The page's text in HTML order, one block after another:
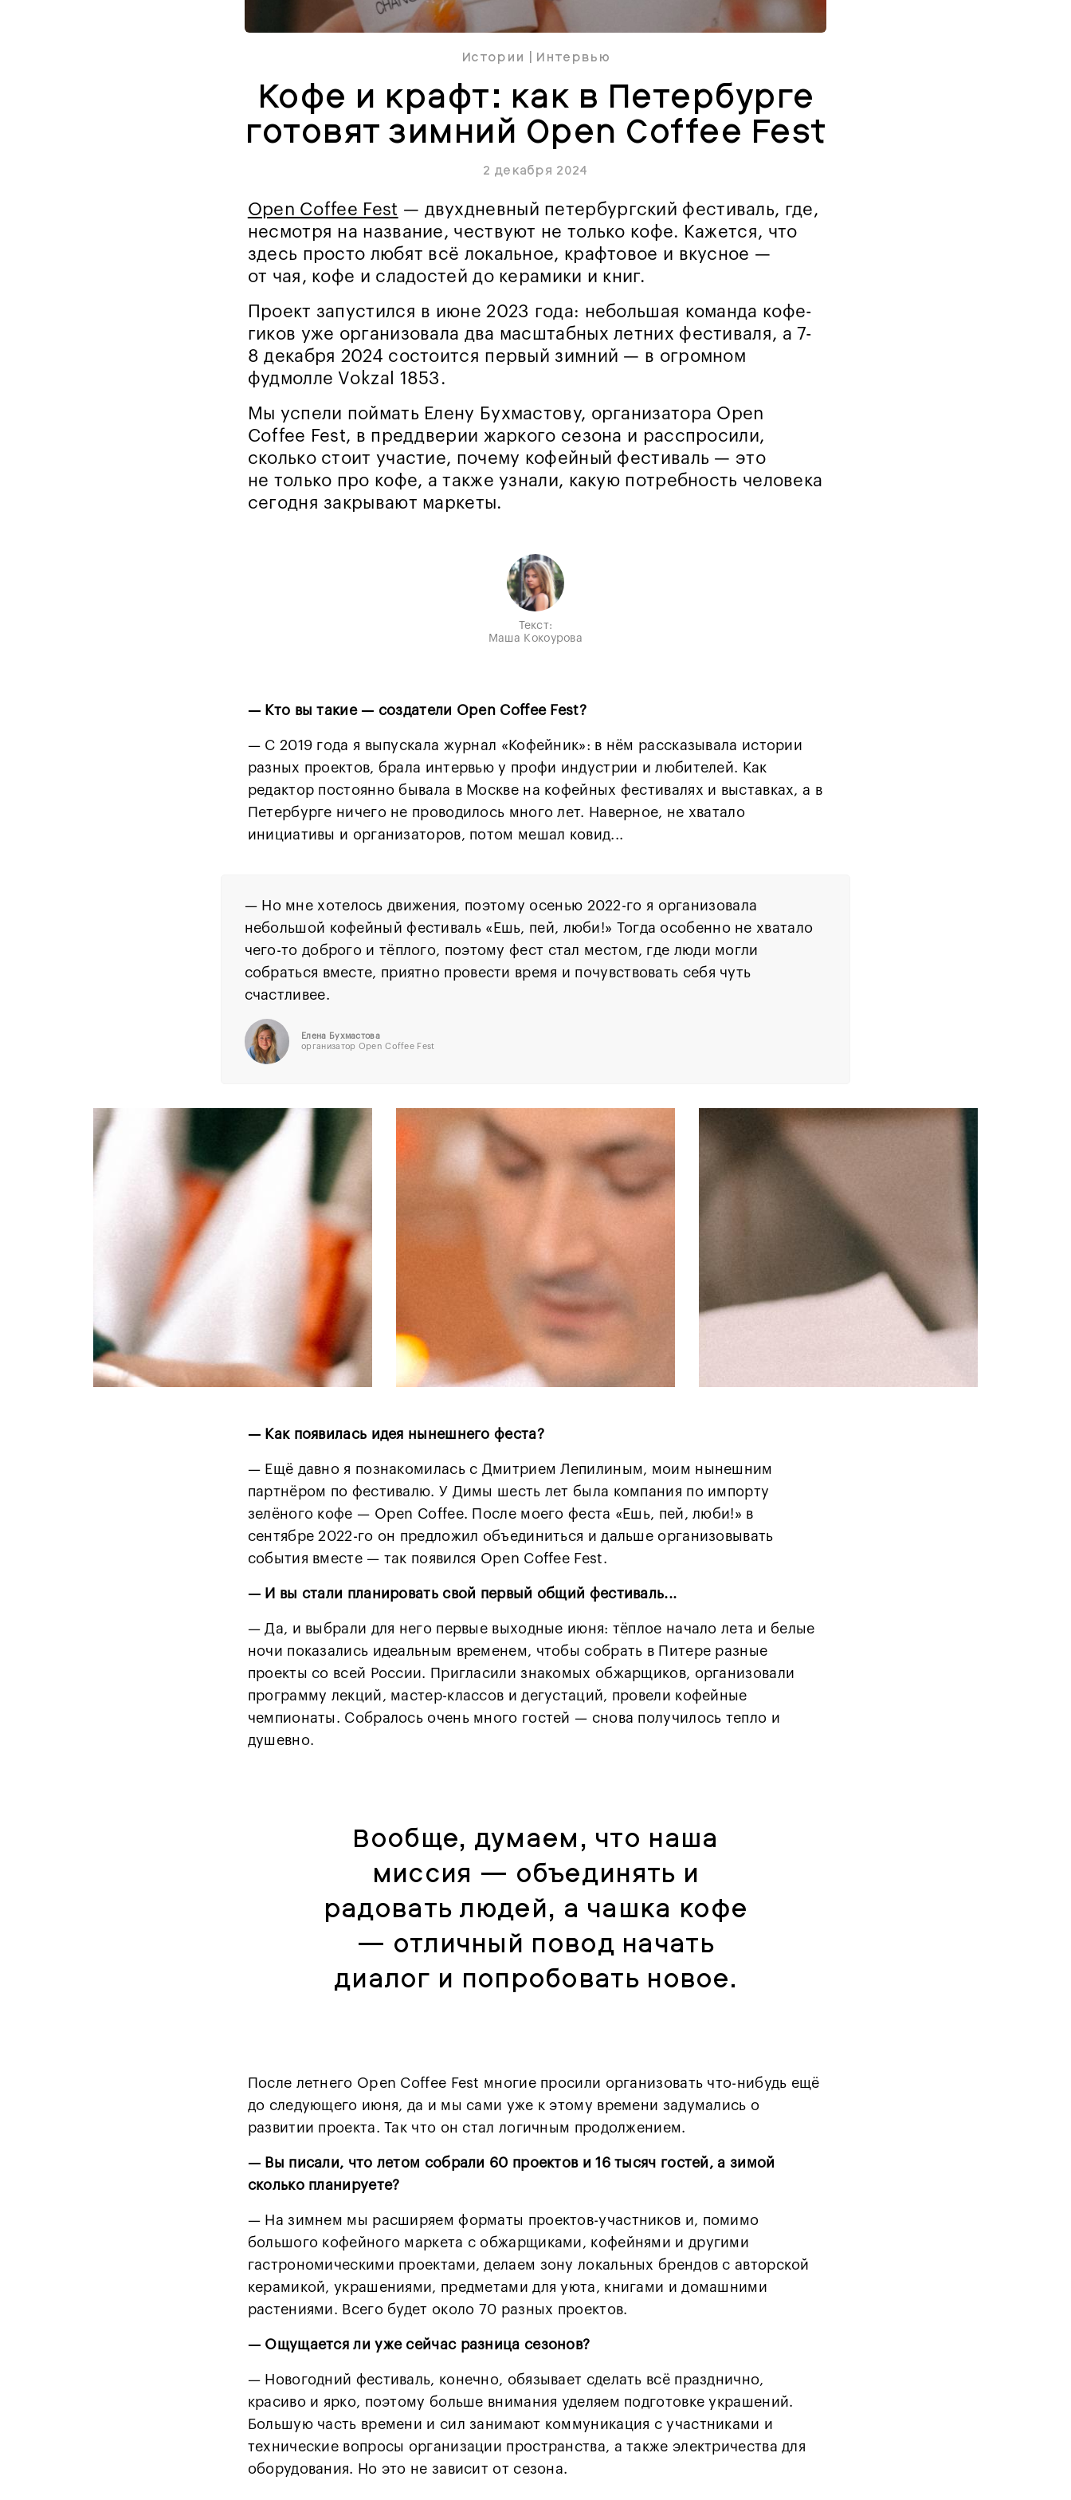
Истории | Интервью
Кофе и крафт: как в Петербурге
готовят зимний Open Coffee Fest
2 декабря 2024
Open Coffee Fest — двухдневный петербургский фестиваль, где,
несмотря на название, чествуют не только кофе. Кажется, что
здесь просто любят всё локальное, крафтовое и вкусное —
от чая, кофе и сладостей до керамики и книг.
Проект запустился в июне 2023 года: небольшая команда кофе-
гиков уже организовала два масштабных летних фестиваля, а 7-
8 декабря 2024 состоится первый зимний — в огромном
фудмолле Vokzal 1853.
Мы успели поймать Елену Бухмастову, организатора Open
Coffee Fest, в преддверии жаркого сезона и расспросили,
сколько стоит участие, почему кофейный фестиваль — это
не только про кофе, а также узнали, какую потребность человека
сегодня закрывают маркеты.
Текст:
Маша Кокоурова
— Кто вы такие — создатели Open Coffee Fest?
— С 2019 года я выпускала журнал «Кофейник»: в нём рассказывала истории
разных проектов, брала интервью у профи индустрии и любителей. Как
редактор постоянно бывала в Москве на кофейных фестивалях и выставках, а в
Петербурге ничего не проводилось много лет. Наверное, не хватало
инициативы и организаторов, потом мешал ковид...
— Но мне хотелось движения, поэтому осенью 2022-го я организовала
небольшой кофейный фестиваль «Ешь, пей, люби!» Тогда особенно не хватало
чего-то доброго и тёплого, поэтому фест стал местом, где люди могли
собраться вместе, приятно провести время и почувствовать себя чуть
счастливее.
Елена Бухмастова
организатор Open Coffee Fest
— Как появилась идея нынешнего феста?
— Ещё давно я познакомилась с Дмитрием Лепилиным, моим нынешним
партнёром по фестивалю. У Димы шесть лет была компания по импорту
зелёного кофе — Open Coffee. После моего феста «Ешь, пей, люби!» в
сентябре 2022-го он предложил объединиться и дальше организовывать
события вместе — так появился Open Coffee Fest.
— И вы стали планировать свой первый общий фестиваль...
— Да, и выбрали для него первые выходные июня: тёплое начало лета и белые
ночи показались идеальным временем, чтобы собрать в Питере разные
проекты со всей России. Пригласили знакомых обжарщиков, организовали
программу лекций, мастер-классов и дегустаций, провели кофейные
чемпионаты. Собралось очень много гостей — снова получилось тепло и
душевно.
Вообще, думаем, что наша
миссия — объединять и
радовать людей, а чашка кофе
— отличный повод начать
диалог и попробовать новое.
После летнего Open Coffee Fest многие просили организовать что-нибудь ещё
до следующего июня, да и мы сами уже к этому времени задумались о
развитии проекта. Так что он стал логичным продолжением.
— Вы писали, что летом собрали 60 проектов и 16 тысяч гостей, а зимой
сколько планируете?
— На зимнем мы расширяем форматы проектов-участников и, помимо
большого кофейного маркета с обжарщиками, кофейнями и другими
гастрономическими проектами, делаем зону локальных брендов с авторской
керамикой, украшениями, предметами для уюта, книгами и домашними
растениями. Всего будет около 70 разных проектов.
— Ощущается ли уже сейчас разница сезонов?
— Новогодний фестиваль, конечно, обязывает сделать всё празднично,
красиво и ярко, поэтому больше внимания уделяем подготовке украшений.
Большую часть времени и сил занимают коммуникация с участниками и
технические вопросы организации пространства, а также электричества для
оборудования. Но это не зависит от сезона.